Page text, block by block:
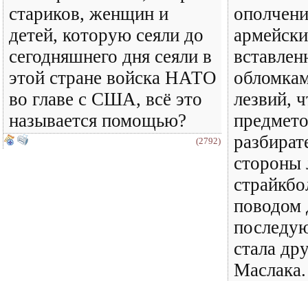
стариков, женщин и
детей, которую сеяли до
сегодняшнего дня сеяли в
этой стране войска НАТО
во главе с США, всё это
называется помощью?
(2792)
лезвий,
стороны
поводом
стала
Маслака.